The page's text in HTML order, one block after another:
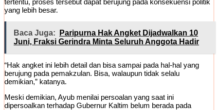
tertentu, proses tersebut dapat berujung pada konsekuensi politik
yang lebih besar.
Baca Juga:
Paripurna Hak Angket Dijadwalkan 10
Juni, Fraksi Gerindra Minta Seluruh Anggota Hadir
“Hak angket ini lebih detail dan bisa sampai pada hal-hal yang
berujung pada pemakzulan. Bisa, walaupun tidak selalu
demikian,” katanya.
Meski demikian, Ayub menilai persoalan yang saat ini
dipersoalkan terhadap Gubernur Kaltim belum berada pada